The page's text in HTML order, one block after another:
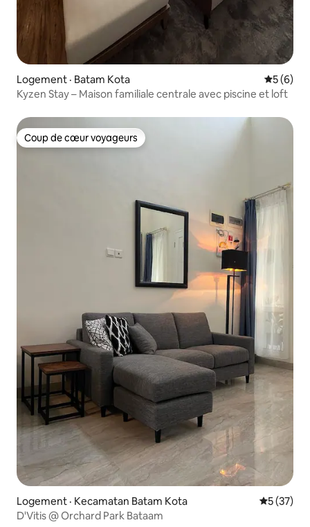
Logement · Batam Kota Note
5 (6)
Kyzen Stay – Maison familiale centrale avec piscine et loft
Coup de cœur voyageurs
Coup de cœur voyageurs
Logement · Kecamatan Batam Kota Note
5 (37)
D'Vitis @ Orchard Park Bataam